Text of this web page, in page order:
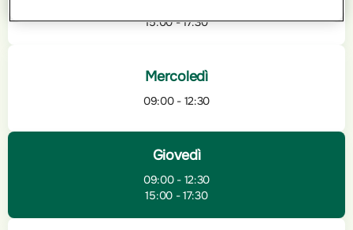
15:00 - 17:30
Mercoledì
09:00 - 12:30
Giovedì
09:00 - 12:30
15:00 - 17:30